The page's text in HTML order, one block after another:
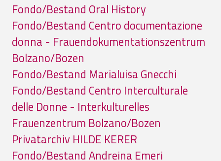
Fondo/Bestand Oral History
Fondo/Bestand Centro documentazione
donna - Frauendokumentationszentrum
Bolzano/Bozen
Fondo/Bestand Marialuisa Gnecchi
Fondo/Bestand Centro Interculturale
delle Donne - Interkulturelles
Frauenzentrum Bolzano/Bozen
Privatarchiv HILDE KERER
Fondo/Bestand Andreina Emeri